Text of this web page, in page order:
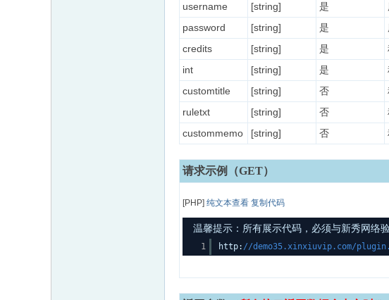
username
[string] 是
password
[string] 是
credits
[string] 是
int
[string] 是
customtitle
[string] 否
ruletxt
[string] 否
custommemo
[string] 否
请求示例（GET）
[PHP] 纯文本查看 复制代码
温馨提示：所有展示代码，必须与新秀网
1 http: //demo35.xinxiuvip.com/